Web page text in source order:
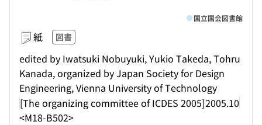
紙 図書
edited by Iwatsuki Nobuyuki, Yukio Takeda, Tohru
Kanada, organized by Japan Society for Design
Engineering, Vienna University of Technology
[The organizing committee of ICDES 2005]2005.10
<M18-B502>
国立国会図書館